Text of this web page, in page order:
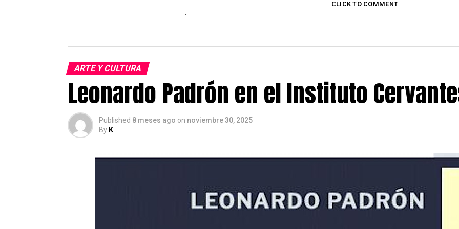
CLICK TO COMMENT
ARTE Y CULTURA
Leonardo Padrón en el Instituto
Published 8 meses ago on noviembre 30, 2025
By K